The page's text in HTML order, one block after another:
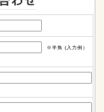
※半角 (入力例）